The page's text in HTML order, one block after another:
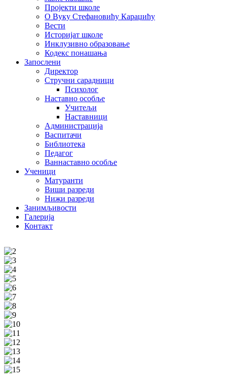
Пројекти школе
О Вуку Стефановићу Караџићу
Вести
Историјат школе
Инклузивно образовање
Кодекс понашања
Запослени
Директор
Стручни сарадници
Психолог
Наставно особље
Учитељи
Наставници
Администрација
Васпитачи
Библиотека
Педагог
Ваннаставно особље
Ученици
Матуранти
Виши разреди
Нижи разреди
Занимљивости
Галерија
Контакт